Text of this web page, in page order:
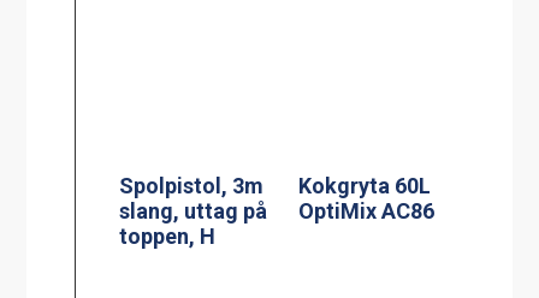
Spolpistol, 3m
slang, uttag på
toppen, H
Kokgryta 60L
OptiMix AC86